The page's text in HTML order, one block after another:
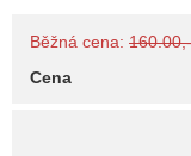
Běžná cena:
Cena